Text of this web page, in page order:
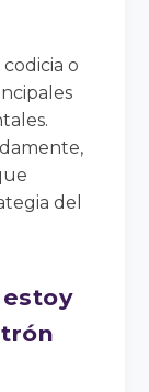
o
del
estoy